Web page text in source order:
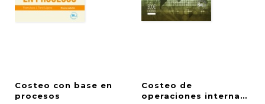
Costeo con base en
procesos
Costeo de
operaciones